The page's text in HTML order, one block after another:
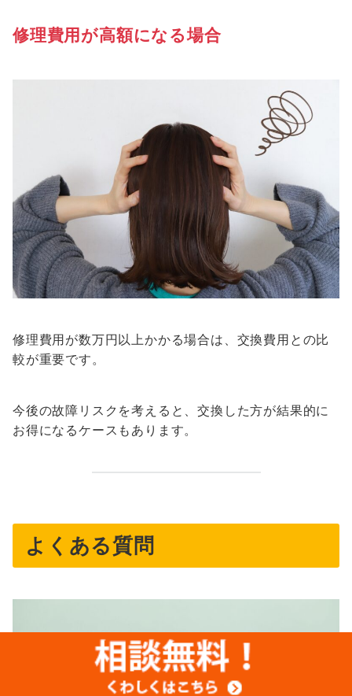
修理費用が高額になる場合
修理費用が数万円以上かかる場合は、交換費用との比
較が重要です。
今後の故障リスクを考えると、交換した方が結果的に
お得になるケースもあります。
よくある質問